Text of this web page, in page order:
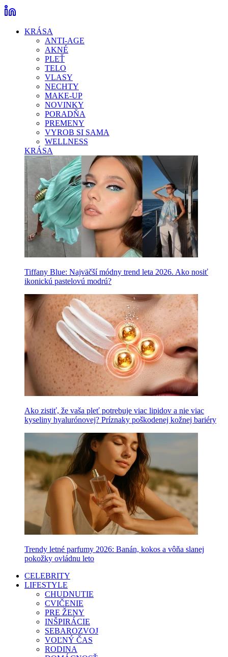
KRÁSA
ANTI-AGE
AKNÉ
PLEŤ
TELO
VLASY
NECHTY
MAKE-UP
NOVINKY
PORADŇA
PREMENY
VYROB SI SAMA
WELLNESS
KRÁSA
Tiffany Blue: Najväčší módny trend leta 2026. Ako nosiť
ikonickú pastelovú modrú?
Ako zistiť, že vaša pleť potrebuje viac lipidov a nie viac
kyseliny hyalurónovej? Príznaky poškodenej kožnej bariéry
Trendy letné parfumy 2026: Banán, kokos a vôňa slanej
pokožky ovládnu leto
CELEBRITY
LIFESTYLE
CHUDNUTIE
CVIČENIE
PRE ŽENY
INŠPIRÁCIE
SEBAROZVOJ
VOĽNÝ ČAS
RODINA